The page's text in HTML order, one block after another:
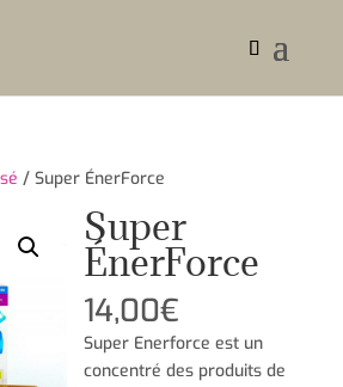
/ Super ÉnerForce
Super
ÉnerForce
14,00€
Super Enerforce est un
concentré des produits de